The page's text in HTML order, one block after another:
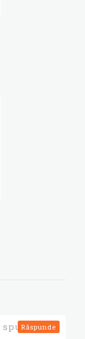
spune:Răspunde